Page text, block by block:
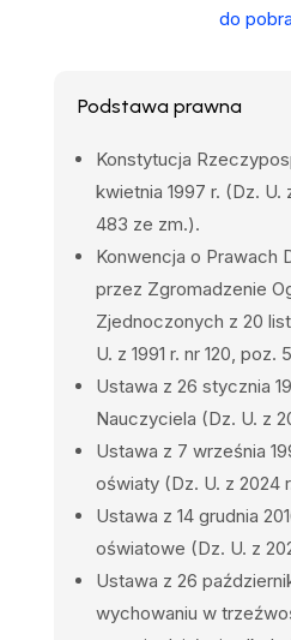
do
Podstawa prawna
Konstytucja
kwietnia 1997 r. (Dz. U.
483 ze zm.).
Konwencja o Prawach
przez Zgromadzenie
Zjednoczonych z 20
U. z 1991 r. nr 120, poz.
Ustawa z 26 stycznia
Nauczyciela (Dz. U. z
Ustawa z 7 września
oświaty (Dz. U. z 2024
Ustawa z 14 grudnia
oświatowe (Dz. U. z
Ustawa z 26
wychowaniu w